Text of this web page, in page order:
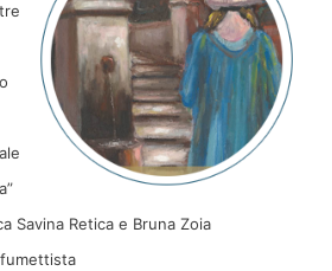
Savina Retica e Bruna Zoia